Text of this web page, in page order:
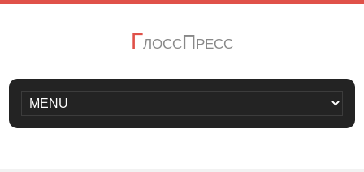
ГлоссПресс